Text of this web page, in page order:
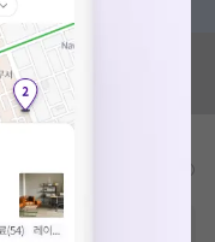
비급여/급여 진료란?
과 상이할 수 있으니, 정확